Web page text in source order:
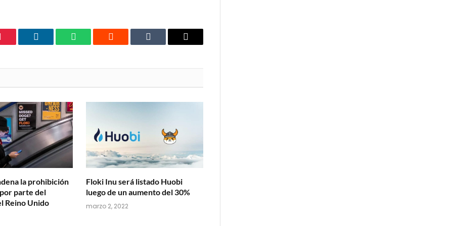
LinkedIn WhatsAppReddit Tumblr Email
la prohibición
parte del
Reino Unido
Floki Inu será listado Huobi
luego de un aumento del 30%
marzo 2, 2022